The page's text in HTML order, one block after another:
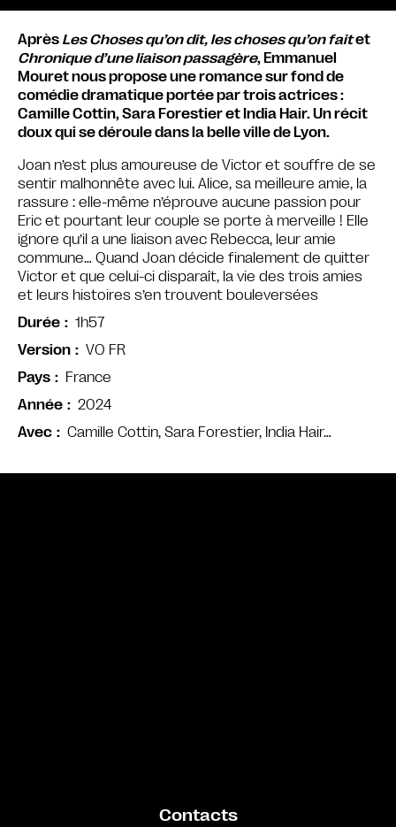
Avec Camille Cottin, Sara Forestier, India Hair…
Après Les Choses qu’on dit, les choses qu’on faitet
Chronique d’une liaison passagère, Emmanuel
Mouret nous propose une romance sur fond de
comédie dramatique portée par trois actrices :
Camille Cottin, Sara Forestier et India Hair. Un récit
doux qui se déroule dans la belle ville de Lyon.
Joan n’est plus amoureuse de Victor et souffre de se
sentir malhonnête avec lui. Alice, sa meilleure amie, la
rassure : elle-même n’éprouve aucune passion pour
Eric et pourtant leur couple se porte à merveille ! Elle
ignore qu’il a une liaison avec Rebecca, leur amie
commune… Quand Joan décide finalement de quitter
Victor et que celui-ci disparaît, la vie des trois amies
et leurs histoires s’en trouvent bouleversées
Durée
1h57
Version
VO FR
Pays
France
Année
2024
Contacts